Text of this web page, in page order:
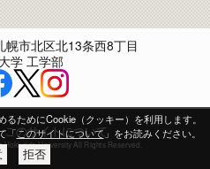
市北区北13条西8丁目
学 工学部
University All Rights Reserved.
このサイトについて
ためにCookie（クッキー）を利用します。
「このサイトについて」をお読みください。
拒否